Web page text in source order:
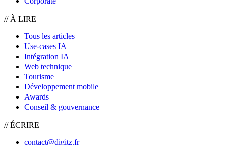
// À LIRE
Tous les articles
Use-cases IA
Intégration IA
Web technique
Tourisme
Développement mobile
Awards
Conseil & gouvernance
// ÉCRIRE
contact@digitz.fr